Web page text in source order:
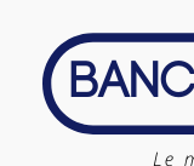
content